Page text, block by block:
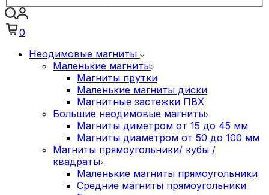
0
Неодимовые магниты
Маленькие магниты
Магниты прутки
Маленькие магниты диски
Магнитные застежки ПВХ
Большие неодимовые магниты
Магниты диметром от 15 до 45 мм
Магниты диаметром от 50 до 100 мм
Магниты прямоугольники/ кубы /
квадраты
Маленькие магниты прямоугольники
Средние магниты прямоугольники